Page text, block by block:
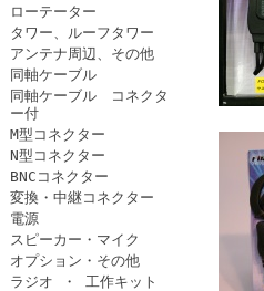
ローテーター
タワー、ルーフタワー
アンテナ周辺、その他
同軸ケーブル
同軸ケーブル コネクタ
ー付
M型コネクター
N型コネクター
BNCコネクター
変換・中継コネクター
電源
スピーカー・マイク
オプション・その他
ラジオ ・ 工作キット